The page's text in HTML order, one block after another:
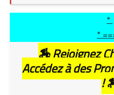
*
*
🏇Rejoignez
Accédez à des
!